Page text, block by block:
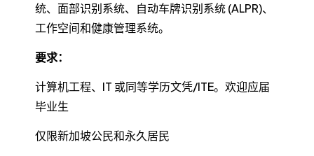
统、面部识别系统、自动车牌识别系统 (ALPR)、
工作空间和健康管理系统。
要求：
计算机工程、IT 或同等学历文凭/ITE。欢迎应届
毕业生
仅限新加坡公民和永久居民